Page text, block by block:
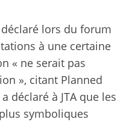
lors du forum
à une certaine
« ne serait pas
», citant Planned
déclaré à JTA que les
symboliques